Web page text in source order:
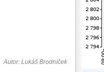
Autor: Lukáš Brodníček